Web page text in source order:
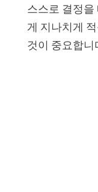
스스로 결정을
게 지나치게
것이 중요합니